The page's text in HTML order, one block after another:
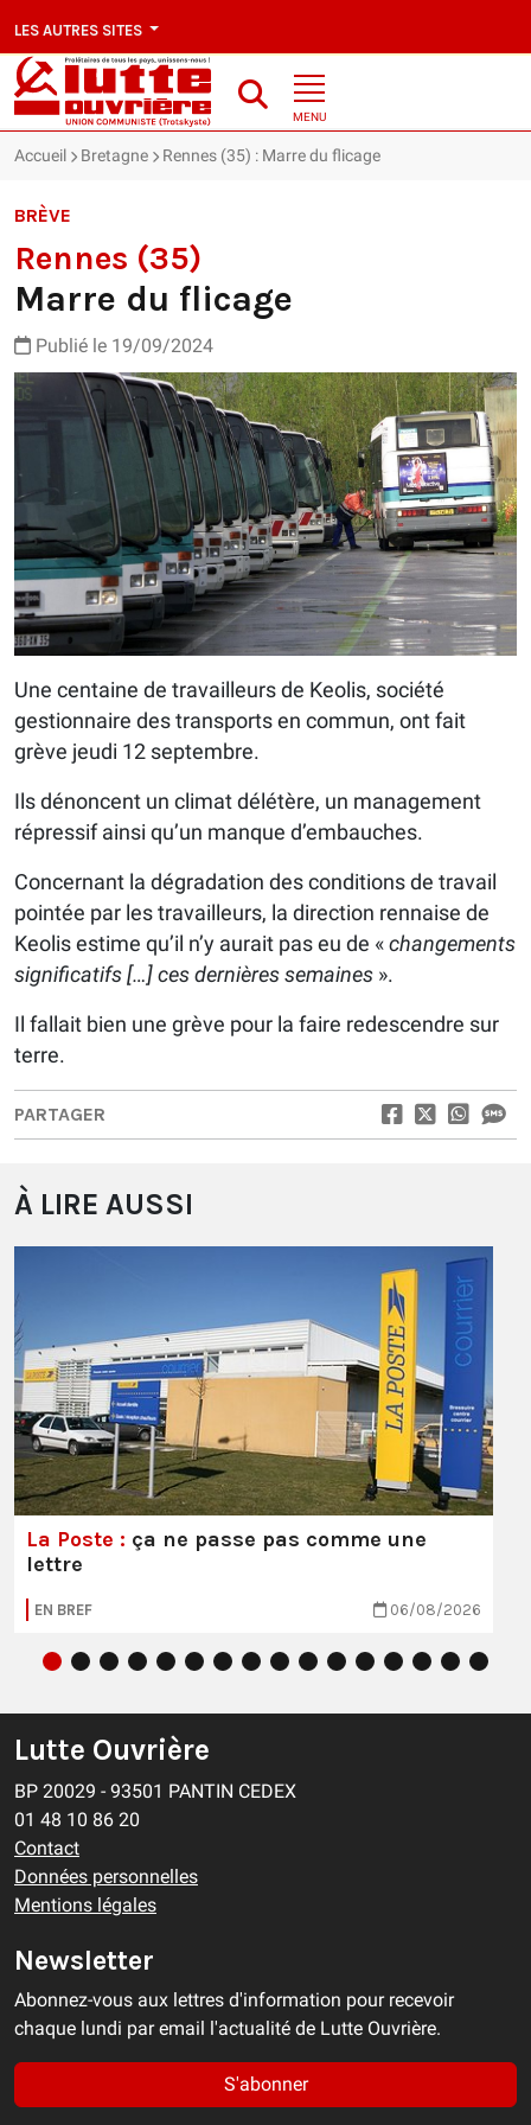
LES AUTRES SITES
MENU
Accueil Bretagne Rennes (35) : Marre du flicage
BRÈVE
Rennes (35)
Marre du flicage
Publié le 19/09/2024
Une centaine de travailleurs de Keolis, société
gestionnaire des transports en commun, ont fait
grève jeudi 12 septembre.
Ils dénoncent un climat délétère, un management
répressif ainsi qu’un manque d’embauches.
Concernant la dégradation des conditions de travail
pointée par les travailleurs, la direction rennaise de
Keolis estime qu’il n’y aurait pas eu de «changements
significatifs […] ces dernières semaines ».
Il fallait bien une grève pour la faire redescendre sur
terre.
PARTAGER
À LIRE AUSSI
La Poste : ça ne passe pas comme une
lettre
EN BREF 06/08/2026
Lutte Ouvrière
BP 20029 - 93501 PANTIN CEDEX
01 48 10 86 20
Contact
Données personnelles
Mentions légales
Newsletter
Abonnez-vous aux lettres d'information pour recevoir
chaque lundi par email l'actualité de Lutte Ouvrière.
S'abonner